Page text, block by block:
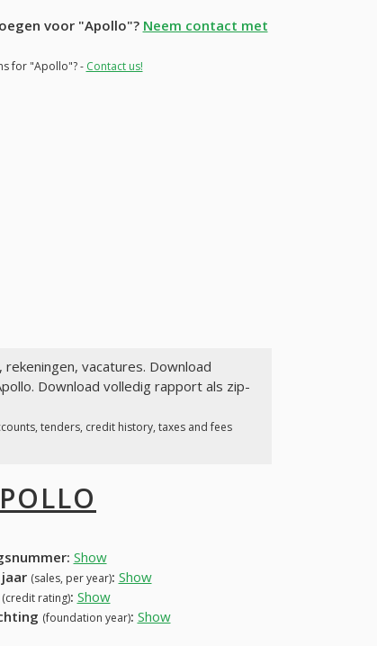
voor "Apollo"? Neem contact met
for "Apollo"? - Contact us!
rekeningen, vacatures. Download
Download volledig rapport als zip-
tenders, credit history, taxes and fees
Show
(sales, per year): Show
(credit rating): Show
(foundation year): Show